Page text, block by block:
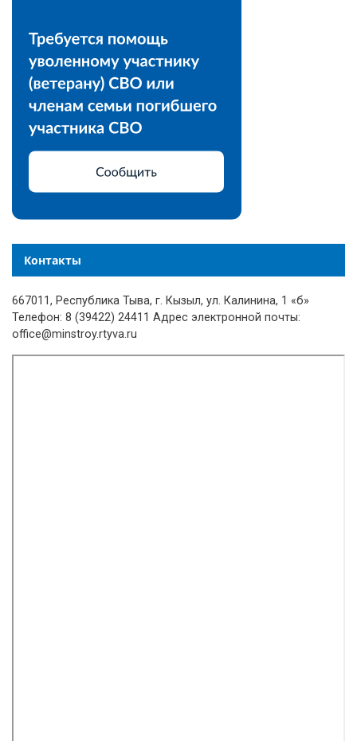
Контакты
667011, Республика Тыва, г. Кызыл, ул. Калинина, 1 «б»
Телефон: 8 (39422) 24411 Адрес электронной почты:
office@minstroy.rtyva.ru